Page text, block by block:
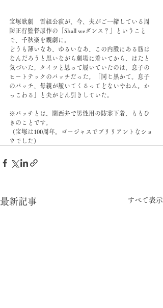
宝塚歌劇　雪組公演が、今、夫がご一緒している周
防正行監督原作の「Shall weダンス？」ということ
で、千秋楽を観劇に。
どうも薄いなあ、ゆるいなあ、この内股にある筋は
なんだろうと思いながら劇場に着いてから、はたと
気づいた。タイツと思って履いていたのは、息子の
ヒートテックのパッチだった。「同じ黒かて。息子
のパッチ、母親が履いてくるってどないやねん。か
っこわる」と夫がどん引きしていた。
※パッチとは、関西弁で男性用の防寒下着、ももひ
きのことです。
（宝塚は100周年。ゴージャスでブリリアントなショ
ウでした）
最新記事 すべて表示